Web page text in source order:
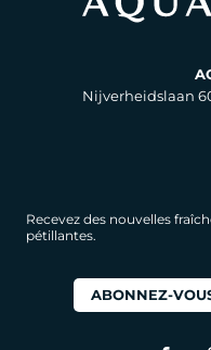
Nijverheidslaan
Recevez des nouvelles
pétillantes.
ABONNEZ-